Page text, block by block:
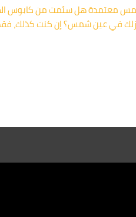
معتمدة هل سئمت من كابوس
في عين شمس؟ إن كنت كذلك،